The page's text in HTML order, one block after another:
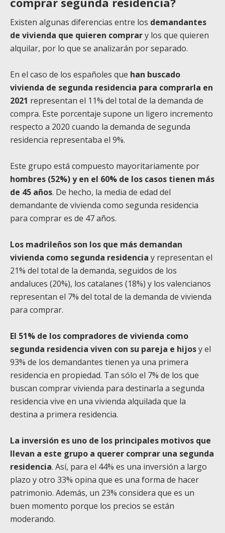
Existen algunas diferencias entre los demandantes
de vivienda que quieren comprary los que quieren
alquilar, por lo que se analizarán por separado.
En el caso de los españoles que han buscado
vivienda de segunda residencia para comprarla en
2021 representan el 11% del total de la demanda de
compra. Este porcentaje supone un ligero incremento
respecto a 2020 cuando la demanda de segunda
residencia representaba el 9%.
Este grupo está compuesto mayoritariamente por
hombres (52%) y en el 60% de los casos tienen más
de 45 años. De hecho, la media de edad del
demandante de vivienda como segunda residencia
para comprar es de 47 años.
Los madrileños son los que más demandan
vivienda como segunda residencia y representan el
21% del total de la demanda, seguidos de los
andaluces (20%), los catalanes (18%) y los valencianos
representan el 7% del total de la demanda de vivienda
para comprar.
El 51% de los compradores de vivienda como
segunda residencia viven con su pareja e hijosy el
93% de los demandantes tienen ya una primera
residencia en propiedad. Tan sólo el 7% de los que
buscan comprar vivienda para destinarla a segunda
residencia vive en una vivienda alquilada que la
destina a primera residencia.
La inversión es uno de los principales motivos que
llevan a este grupo a querer comprar una segunda
residencia. Así, para el 44% es una inversión a largo
plazo y otro 33% opina que es una forma de hacer
patrimonio. Además, un 23% considera que es un
buen momento porque los precios se están
moderando.